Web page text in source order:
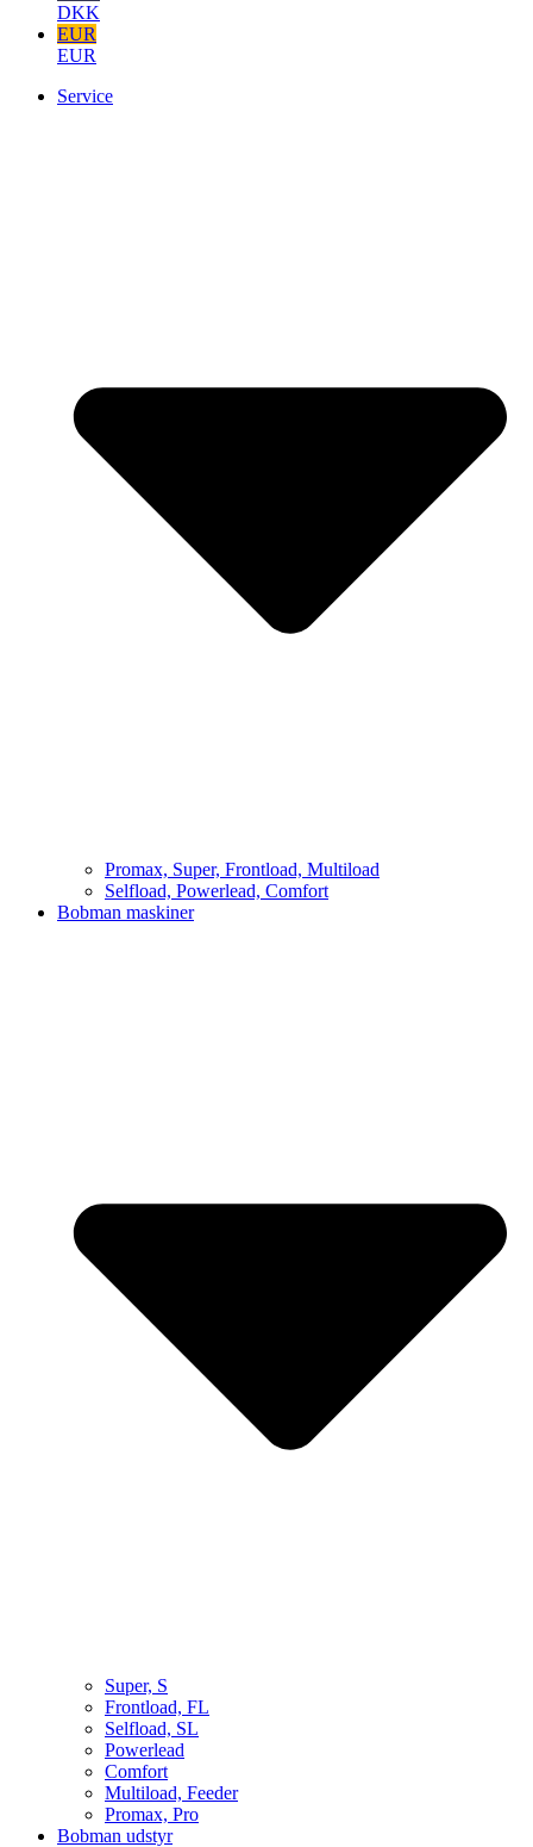
DKK
EUR
EUR
Service
Promax, Super, Frontload, Multiload
Selfload, Powerlead, Comfort
Bobman maskiner
Super, S
Frontload, FL
Selfload, SL
Powerlead
Comfort
Multiload, Feeder
Promax, Pro
Bobman udstyr